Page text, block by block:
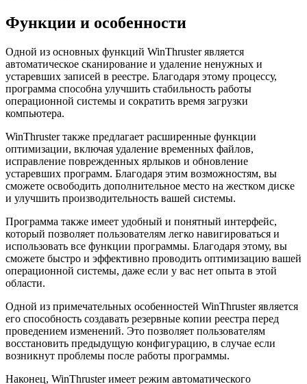
Функции и особенности
Одной из основных функций WinThruster является
автоматическое сканирование и удаление ненужных и
устаревших записей в реестре. Благодаря этому процессу,
программа способна улучшить стабильность работы
операционной системы и сократить время загрузки
компьютера.
WinThruster также предлагает расширенные функции
оптимизации, включая удаление временных файлов,
исправление поврежденных ярлыков и обновление
устаревших программ. Благодаря этим возможностям, вы
сможете освободить дополнительное место на жестком диске
и улучшить производительность вашей системы.
Программа также имеет удобный и понятный интерфейс,
который позволяет пользователям легко навигироваться и
использовать все функции программы. Благодаря этому, вы
сможете быстро и эффективно проводить оптимизацию вашей
операционной системы, даже если у вас нет опыта в этой
области.
Одной из примечательных особенностей WinThruster является
его способность создавать резервные копии реестра перед
проведением изменений. Это позволяет пользователям
восстановить предыдущую конфигурацию, в случае если
возникнут проблемы после работы программы.
Наконец, WinThruster имеет режим автоматического